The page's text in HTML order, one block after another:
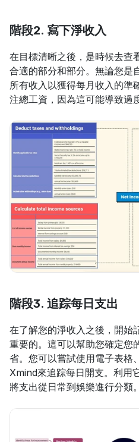
階段2. 寫下淨收入
在目標清晰之後，是時候去查
合適的部分和部分。無論您是
所有收入以獲得每月收入的準
注總工資，因為這可能導致過
階段3. 追踪每日支出
在了解您的淨收入之後，開始
重要的。這可以幫助您確定您
省。您可以嘗試使用電子表格
Xmind來追踪每日開支。利用
將支出從日常到娛樂進行分類。